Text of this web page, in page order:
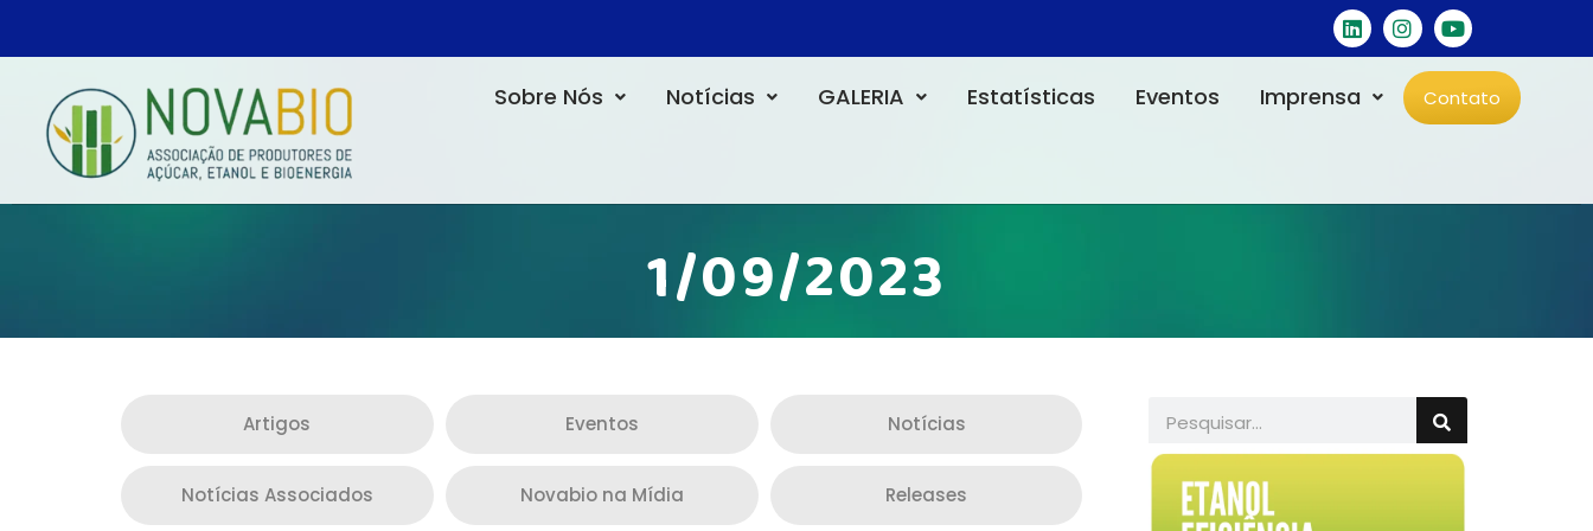
Sobre Nós Notícias GALERIA Estatísticas Eventos Imprensa Contato
1/09/2023
Artigos Eventos Notícias
Notícias Associados Novabio na Mídia Releases